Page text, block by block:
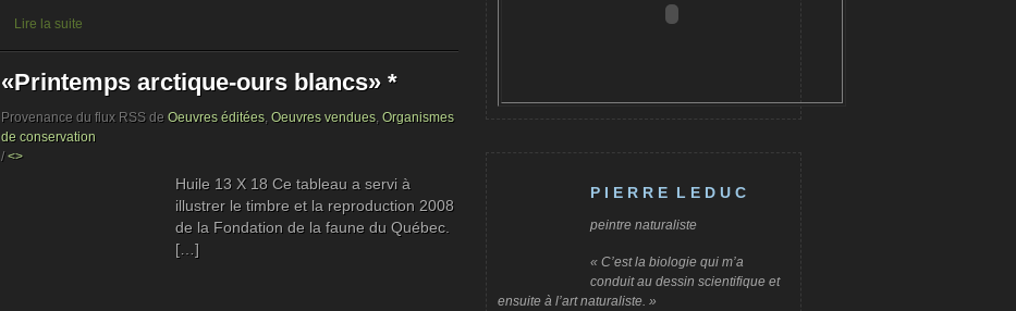
Lire la suite
«Printemps arctique-ours blancs» *
Provenance du flux RSS de Oeuvres éditées, Oeuvres vendues, Organismes
de conservation
/<>
Huile 13 X 18 Ce tableau a servi à
illustrer le timbre et la reproduction 2008
de la Fondation de la faune du Québec.
[…]
P I E R R E L E D U C
peintre naturaliste
« C’est la biologie qui m’a
conduit au dessin scientifique et
ensuite à l’art naturaliste. »